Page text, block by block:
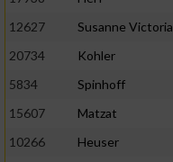
12627
Susanne Victoria
20734
Kohler
5834
Spinhoff
15607
Matzat
10266
Heuser